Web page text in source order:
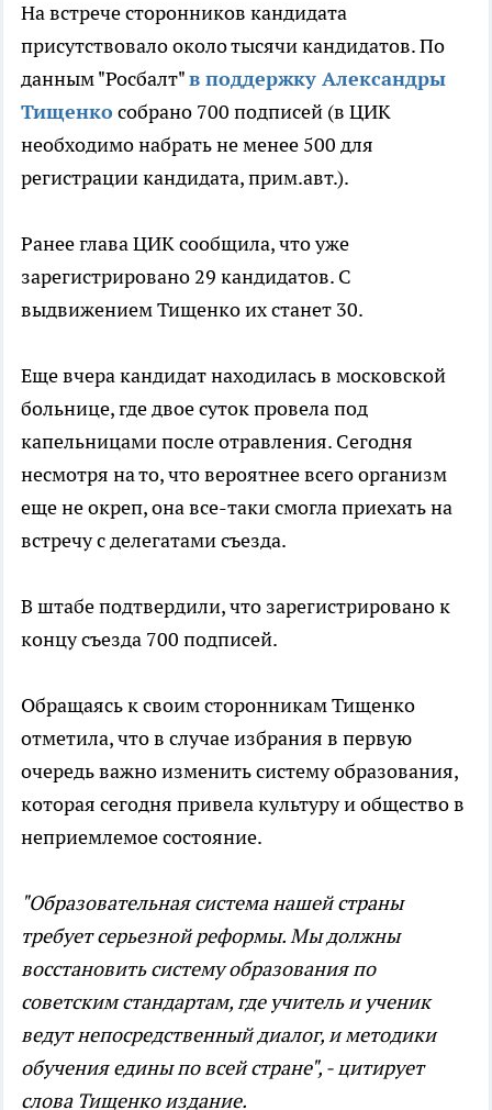
На встрече сторонников кандидата
присутствовало около тысячи кандидатов. По
данным "Росбалт"в поддержку Александры
Тищенкособрано 700 подписей (в ЦИК
необходимо набрать не менее 500 для
регистрации кандидата, прим.авт.).
Ранее глава ЦИК сообщила, что уже
зарегистрировано 29 кандидатов. С
выдвижением Тищенко их станет 30.
Еще вчера кандидат находилась в московской
больнице, где двое суток провела под
капельницами после отравления. Сегодня
несмотря на то, что вероятнее всего организм
еще не окреп, она все-таки смогла приехать на
встречу с делегатами съезда.
В штабе подтвердили, что зарегистрировано к
концу съезда 700 подписей.
Обращаясь к своим сторонникам Тищенко
отметила, что в случае избрания в первую
очередь важно изменить систему образования,
которая сегодня привела культуру и общество в
неприемлемое состояние.
"Образовательная система нашей страны
требует серьезной реформы. Мы должны
восстановить систему образования по
советским стандартам, где учитель и ученик
ведут непосредственный диалог, и методики
обучения едины по всей стране", - цитирует
слова Тищенко издание.